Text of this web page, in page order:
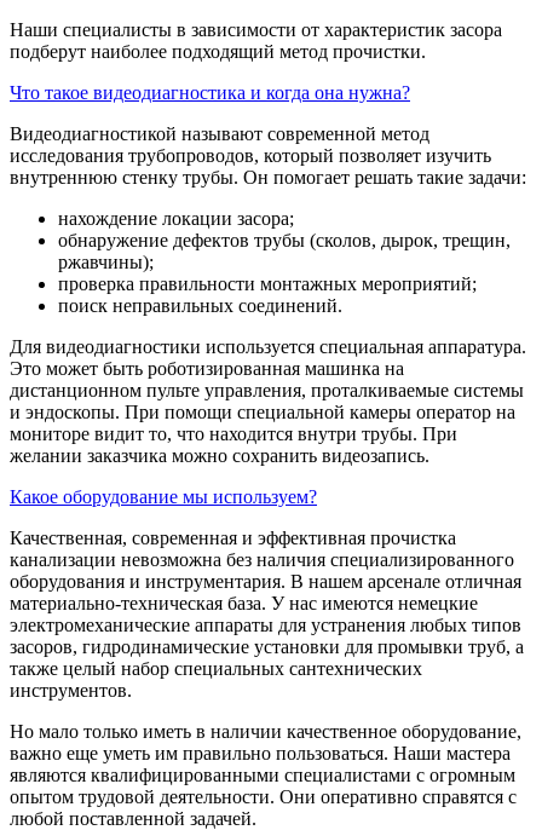
Наши специалисты в зависимости от характеристик засора
подберут наиболее подходящий метод прочистки.
Что такое видеодиагностика и когда она нужна?
Видеодиагностикой называют современной метод
исследования трубопроводов, который позволяет изучить
внутреннюю стенку трубы. Он помогает решать такие задачи:
нахождение локации засора;
обнаружение дефектов трубы (сколов, дырок, трещин,
ржавчины);
проверка правильности монтажных мероприятий;
поиск неправильных соединений.
Для видеодиагностики используется специальная аппаратура.
Это может быть роботизированная машинка на
дистанционном пульте управления, проталкиваемые системы
и эндоскопы. При помощи специальной камеры оператор на
мониторе видит то, что находится внутри трубы. При
желании заказчика можно сохранить видеозапись.
Какое оборудование мы используем?
Качественная, современная и эффективная прочистка
канализации невозможна без наличия специализированного
оборудования и инструментария. В нашем арсенале отличная
материально-техническая база. У нас имеются немецкие
электромеханические аппараты для устранения любых типов
засоров, гидродинамические установки для промывки труб, а
также целый набор специальных сантехнических
инструментов.
Но мало только иметь в наличии качественное оборудование,
важно еще уметь им правильно пользоваться. Наши мастера
являются квалифицированными специалистами с огромным
опытом трудовой деятельности. Они оперативно справятся с
любой поставленной задачей.